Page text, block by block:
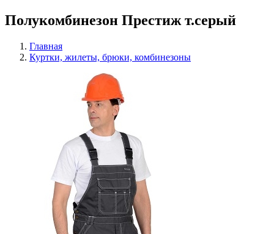
Полукомбинезон Престиж т.серый
Главная
Куртки, жилеты, брюки, комбинезоны